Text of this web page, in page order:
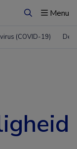
ZoekenMenu
(COVID-19)